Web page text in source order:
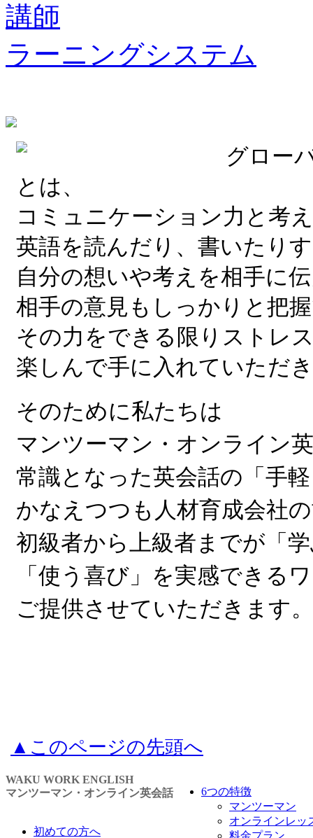
講師
ラーニングシステム
グロー
とは、
コミュニケーション力と考
英語を読んだり、書いたり
自分の想いや考えを相手に
相手の意見もしっかりと把
その力をできる限りストレ
楽しんで手に入れていただ
そのために私たちは
マンツーマン・オンライン
常識となった英会話の「手
かなえつつも人材育成会社
初級者から上級者までが「
「使う喜び」を実感できる
ご提供させていただきます。
▲このページの先頭へ
WAKU WORK ENGLISH
マンツーマン・オンライン英会話
初めての方へ
6つの特徴
マンツーマン
オンラインレッ
料金プラン